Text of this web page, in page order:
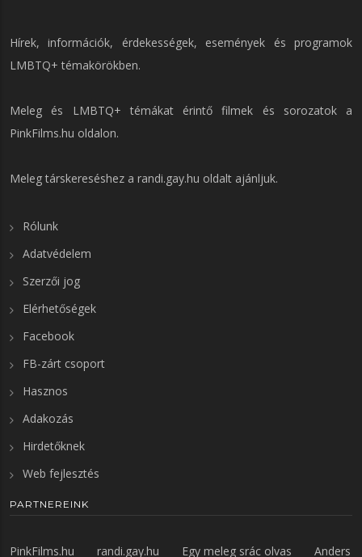
Hírek, információk, érdekességek, események és programok
LMBTQ+ témakörökben.
Meleg és LMBTQ+ témákat érintő filmek és sorozatok a
PinkFilms.hu oldalon.
Meleg társkereséshez a randi.gay.hu oldalt ajánljuk.
Rólunk
Adatvédelem
Szerzői jog
Elérhetőségek
Facebook
FB-zárt csoport
Hasznos
Adakozás
Hirdetőknek
Web fejlesztés
PARTNEREINK
PinkFilms.hu randi.gay.hu Egy meleg srác olvas Anders